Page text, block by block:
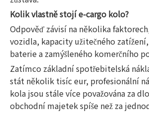
Kolik vlastně stojí e-cargo kolo?
Odpověď závisí na několika
vozidla, kapacity užitečného
baterie a zamýšleného komerčního
Zatímco základní spotřebitelská
stát několik tisíc eur, profesionální
kola jsou stále více považována za
obchodní majetek spíše než za